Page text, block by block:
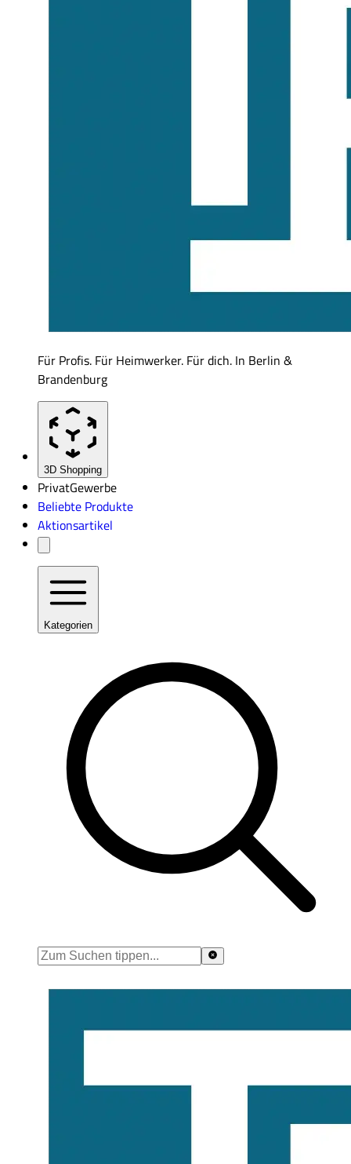
Für Profis. Für Heimwerker. Für dich. In Berlin &
Brandenburg
3D Shopping
PrivatGewerbe
Beliebte Produkte
Aktionsartikel
Kategorien